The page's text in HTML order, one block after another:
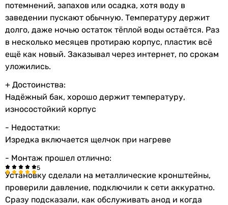
потемнений, запахов или осадка, хотя воду в
заведении пускают обычную. Температуру держит
долго, даже ночью остаток тёплой воды остаётся. Раз
в несколько месяцев протираю корпус, пластик всё
ещё как новый. Заказывал через интернет, по срокам
уложились.
+ Достоинства:
Надёжный бак, хорошо держит температуру,
износостойкий корпус
- Недостатки:
Изредка включается щелчок при нагреве
- Монтаж прошел отлично:
Установку сделали на металлические кронштейны,
проверили давление, подключили к сети аккуратно.
Сразу подсказали, как обслуживать анод и когда